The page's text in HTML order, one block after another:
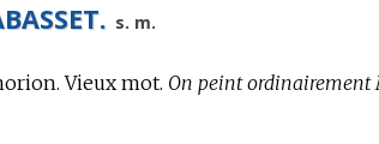
s. m.
Vieux mot. On peint ordinairement